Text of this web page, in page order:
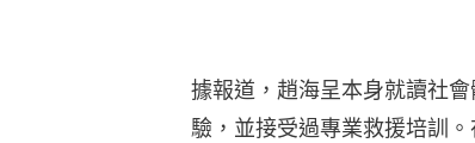
據報道，趙海呈本身就讀社
驗，並接受過專業救援培訓